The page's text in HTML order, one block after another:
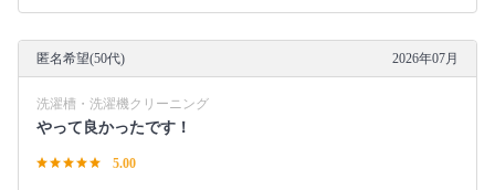
匿名希望(50代) 2026年07月
洗濯槽・洗濯機クリーニング
やって良かったです！
5.00